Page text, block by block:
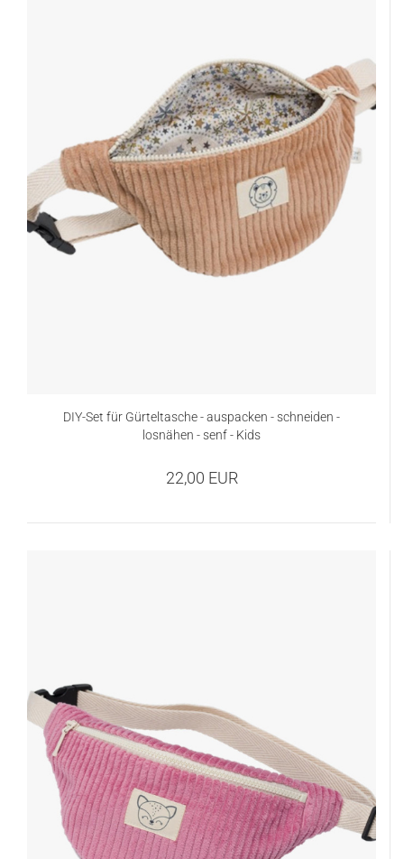
DIY-Set für Gürteltasche - auspacken - schneiden -
losnähen - senf - Kids
22,00 EUR